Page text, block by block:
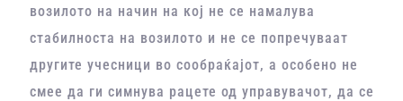
возилото на начин на кој не се намалува
стабилноста на возилото и не се попречуваат
другите учесници во сообраќајот, а особено не
смее да ги симнува рацете од управувачот, да се